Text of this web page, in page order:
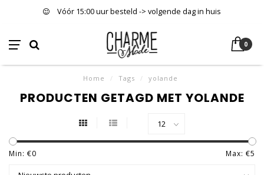
Vóór 15:00 uur besteld -> volgende dag in huis
0
Home / Tags / yolande
PRODUCTEN GETAGD MET YOLANDE
Min: €0 Max: €5